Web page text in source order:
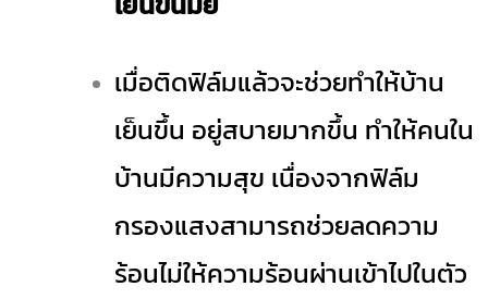
เมื่อติดฟิล์มแล้วจะช่วยทำให้บ้าน
เย็นขึ้น อยู่สบายมากขึ้น ทำให้คนใน
บ้านมีความสุข เนื่องจากฟิล์ม
กรองแสงสามารถช่วยลดความ
ร้อนไม่ให้ความร้อนผ่านเข้าไปในตัว